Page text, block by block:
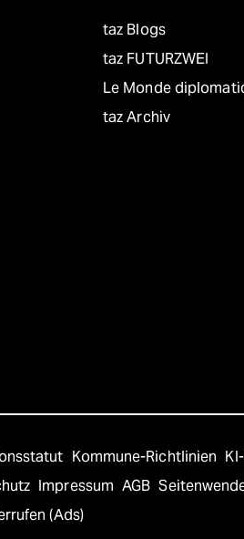
taz Blogs
taz FUTURZWEI
Le Monde
taz Archiv
Kommune-Richtlinien
Impressum AGB
(Ads)